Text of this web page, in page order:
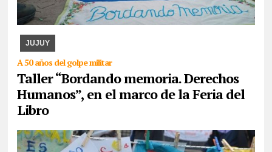
JUJUY
A 50 años del golpe militar
Taller “Bordando memoria. Derechos
Humanos”, en el marco de la Feria del
Libro
07/08/2026 La actividad se desarrollará esta tarde en CAJA. Se
además, quienes participen pod ...